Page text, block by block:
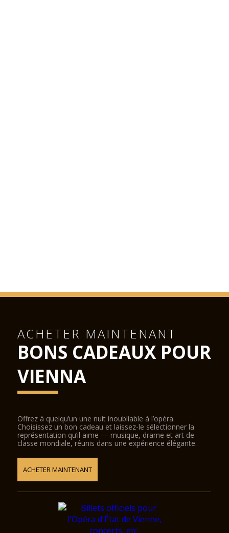
ACHETER MAINTENANT
BONS CADEAUX POUR
VIENNA
Offrez à quelqu’un une nuit inoubliable à l’opéra.
Choisissez un bon cadeau et laissez-le sélectionner la
représentation qu’il aime — musique, drame et art de
classe mondiale, réunis dans une expérience élégante.
ACHETER MAINTENANT